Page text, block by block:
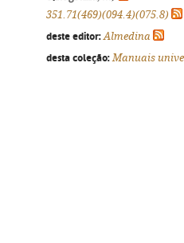
351.71(469)(094.4)(075.8)
deste editor: Almedina
desta coleção: Manuais